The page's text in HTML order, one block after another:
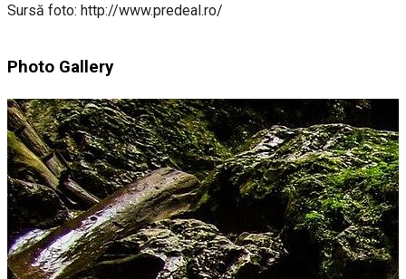
Sursă foto: http://www.predeal.ro/
Photo Gallery